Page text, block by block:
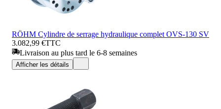
RÖHM Cylindre de serrage hydraulique complet OVS-130 SV
3.082,99 €TTC
Livraison au plus tard le 6-8 semaines
Afficher les détails